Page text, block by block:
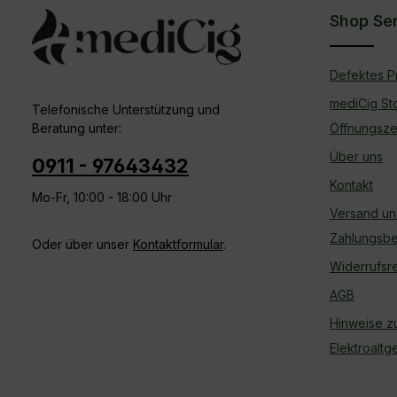
einverstanden.
Telefonische Unterstützung und
Beratung unter:
0911 - 97643432
Mo-Fr, 10:00 - 18:00 Uhr
Oder über unser Kontaktformular.
Shop
Defektes
mediCig
Über uns
Kontakt
Versand
AGB
Hinweise